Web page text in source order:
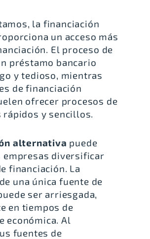
la financiación
un acceso más
. El proceso de
préstamo bancario
y tedioso, mientras
de financiación
ofrecer procesos de
y sencillos.
alternativa puede
diversificar
financiación. La
una única fuente de
ser arriesgada,
en tiempos de
económica. Al
fuentes de